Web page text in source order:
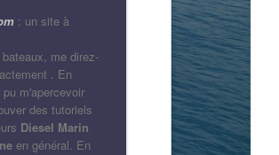
: un site à
me direz-
. En
m'apercevoir
des tutoriels
Diesel Marin
en général. En